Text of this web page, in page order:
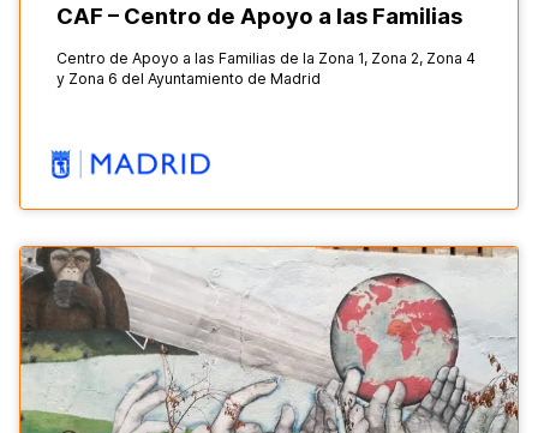
CAF – Centro de Apoyo a las Familias
Centro de Apoyo a las Familias de la Zona 1, Zona 2, Zona 4
y Zona 6 del Ayuntamiento de Madrid